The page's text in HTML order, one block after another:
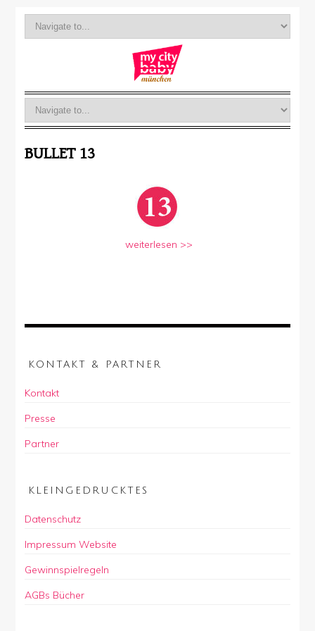
BULLET 13
weiterlesen >>
KONTAKT & PARTNER
Kontakt
Presse
Partner
KLEINGEDRUCKTES
Datenschutz
Impressum Website
Gewinnspielregeln
AGBs Bücher